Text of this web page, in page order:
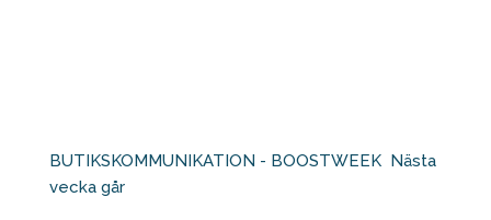
BUTIKSKOMMUNIKATION - BOOSTWEEK⁠ ⁠ Nästa
vecka går